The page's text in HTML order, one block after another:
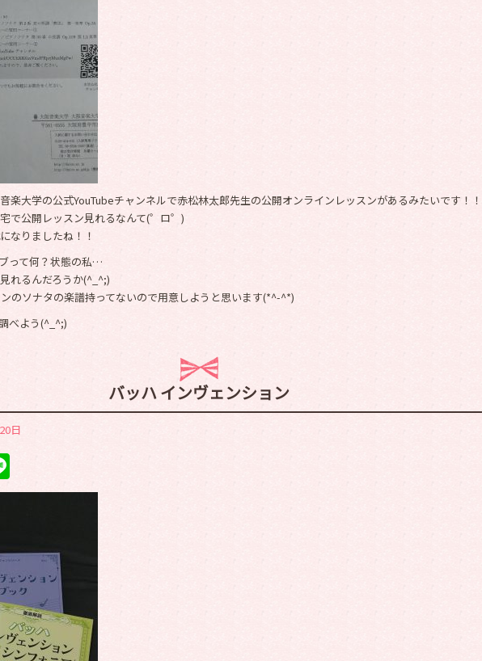
楽大学の公式YouTubeチャンネルで赤松林太郎先生の公開オンラインレッスンがあるみたいです！！
で公開レッスン見れるなんて(゜ロ゜)
なりましたね！！
って何？状態の私…
れるんだろうか(^_^;)
のソナタの楽譜持ってないので用意しようと思います(*^-^*)
べよう(^_^;)
バッハ インヴェンション
日